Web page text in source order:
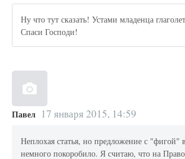
Ну что тут сказать! Устами младенца
Спаси Господи!
Павел 17 января 2015, 14:59
Неплохая статья, но предложение с "фигой"
немного покоробило. Я считаю, что на